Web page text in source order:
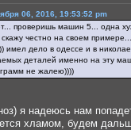
06, 2016, 19:53:52 pm
проверишь машин 5... одна
честно на своем
имел дело в одессе и в
деталей именно на эту
не жалею))))
я надеюсь нам
хламом, будем